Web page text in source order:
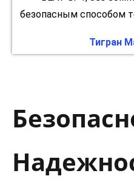
безопасным способом
Тигран